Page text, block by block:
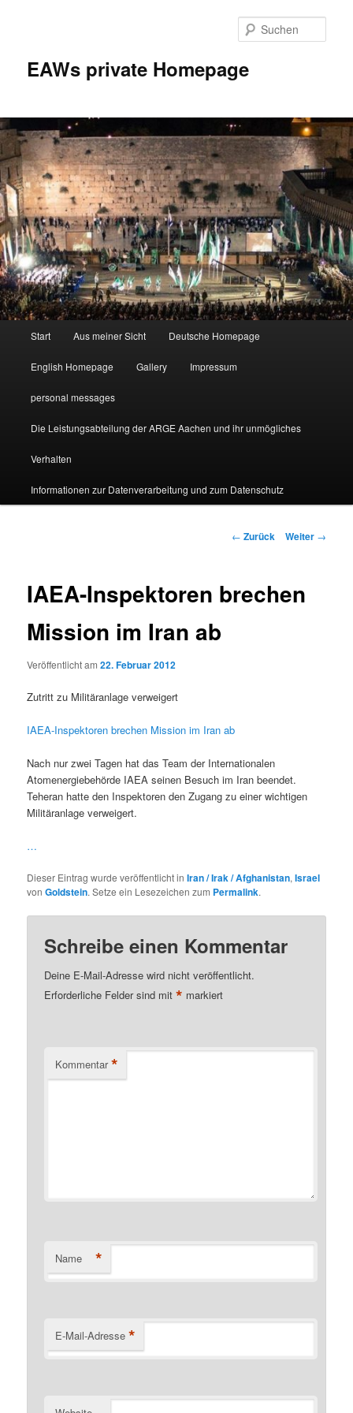
EAWs private Homepage
Start Aus meiner Sicht Deutsche Homepage
English Homepage Gallery Impressum
personal messages
Die Leistungsabteilung der ARGE Aachen und ihr unmögliches
Verhalten
Informationen zur Datenverarbeitung und zum Datenschutz
Beitragsnavigation
← Zurück Weiter →
IAEA-Inspektoren brechen
Mission im Iran ab
Veröffentlicht am22. Februar 2012
Zutritt zu Militäranlage verweigert
IAEA-Inspektoren brechen Mission im Iran ab
Nach nur zwei Tagen hat das Team der Internationalen
Atomenergiebehörde IAEA seinen Besuch im Iran beendet.
Teheran hatte den Inspektoren den Zugang zu einer wichtigen
Militäranlage verweigert.
…
Dieser Eintrag wurde veröffentlicht inIran / Irak / Afghanistan,Israel
vonGoldstein. Setze ein Lesezeichen zum Permalink.
Schreibe einen Kommentar
Deine E-Mail-Adresse wird nicht veröffentlicht.
Erforderliche Felder sind mit* markiert
Kommentar *
Name *
E-Mail-Adresse *